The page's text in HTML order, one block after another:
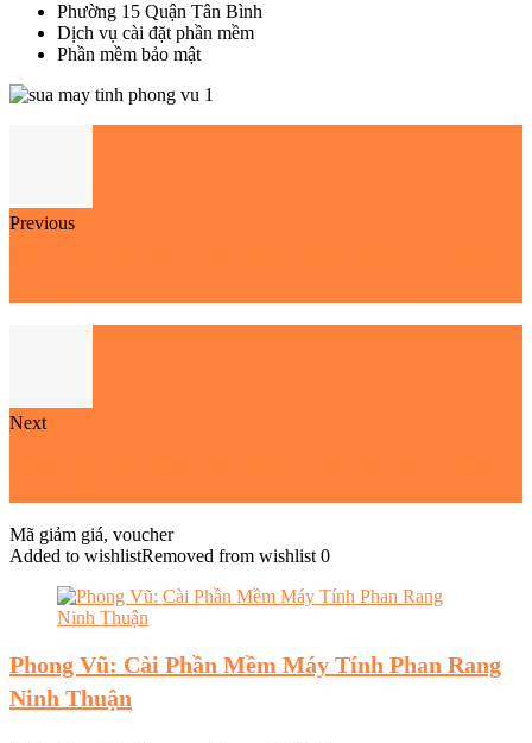
Phường 15 Quận Tân Bình
Dịch vụ cài đặt phần mềm
Phần mềm bảo mật
Previous
Next
Mã giảm giá, voucher
Added to wishlistRemoved from wishlist 0
Phong Vũ: Cài Phần Mềm Máy Tính Phan Rang
Ninh Thuận